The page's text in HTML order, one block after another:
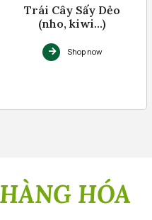
Trái Cây Sấy Dẻo
(nho, kiwi...)
Shop now
HÓA